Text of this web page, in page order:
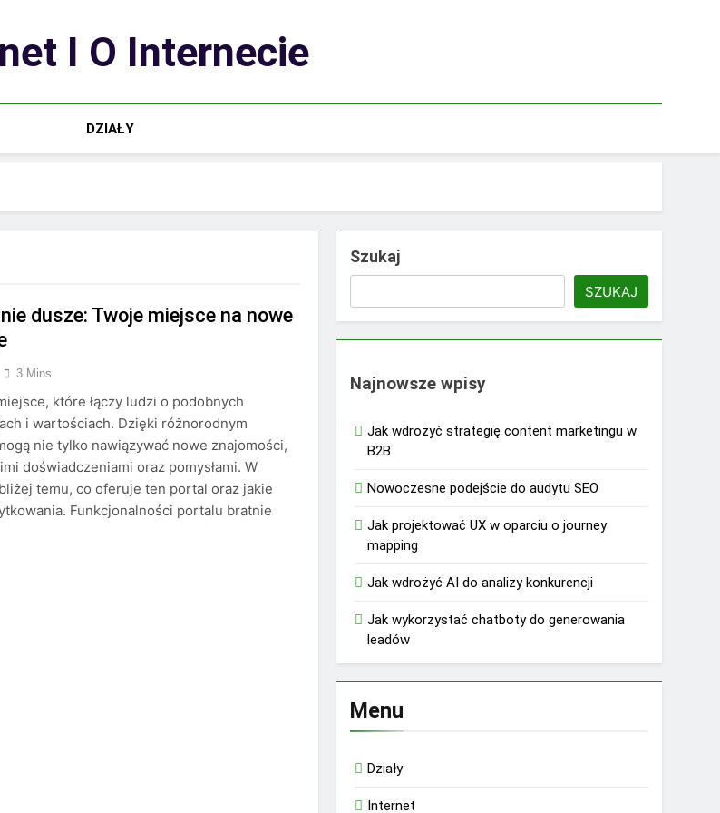
I O Internecie
DZIAŁY
dusze: Twoje miejsce na nowe
3 Mins
które łączy ludzi o podobnych
i wartościach. Dzięki różnorodnym
nie tylko nawiązywać nowe znajomości,
doświadczeniami oraz pomysłami. W
temu, co oferuje ten portal oraz jakie
Funkcjonalności portalu bratnie
Szukaj
SZUKAJ
Najnowsze wpisy
Jak wdrożyć strategię content marketingu w
B2B
Nowoczesne podejście do audytu SEO
Jak projektować UX w oparciu o journey
mapping
Jak wdrożyć AI do analizy konkurencji
Jak wykorzystać chatboty do generowania
leadów
Menu
Działy
Internet